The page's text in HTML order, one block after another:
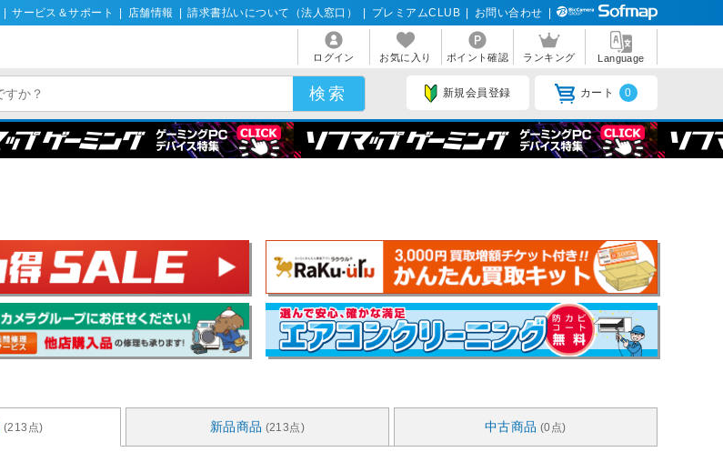
サービス＆サポート 店舗情報 請求書払いについて（法人窓口） プレミアムCLUB お問い合わせ
ログイン お気に入り ポイント確認 ランキング Language
新規会員登録 カート 0
(213点) 新品商品 (213点) 中古商品 (0点)